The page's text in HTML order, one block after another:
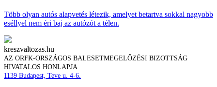
Több olyan autós alapvetés létezik, amelyet betartva sokkal nagyobb
eséllyel nem éri baj az autózót a télen.
kreszvaltozas.hu
AZ ORFK-ORSZÁGOS BALESETMEGELŐZÉSI BIZOTTSÁG
HIVATALOS HONLAPJA
1139 Budapest, Teve u. 4-6.